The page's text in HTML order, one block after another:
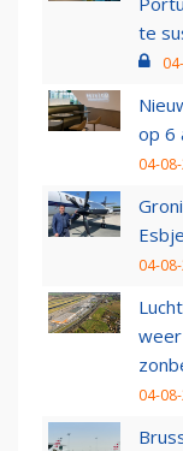
te
op 6
04-
04-
04-